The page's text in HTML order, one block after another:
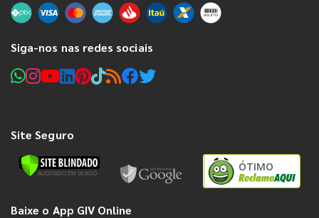
Siga-nos nas redes sociais
Site Seguro
ÓTIMO
Baixe o App GIV Online